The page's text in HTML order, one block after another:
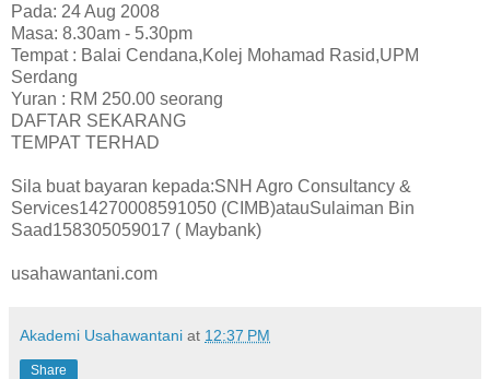
Pada: 24 Aug 2008
Masa: 8.30am - 5.30pm
Tempat : Balai Cendana,Kolej Mohamad Rasid,UPM
Serdang
Yuran : RM 250.00 seorang
DAFTAR SEKARANG
TEMPAT TERHAD
Sila buat bayaran kepada:SNH Agro Consultancy &
Services14270008591050 (CIMB)atauSulaiman Bin
Saad158305059017 ( Maybank)
usahawantani.com
Akademi Usahawantani at 12:37 PM
Share